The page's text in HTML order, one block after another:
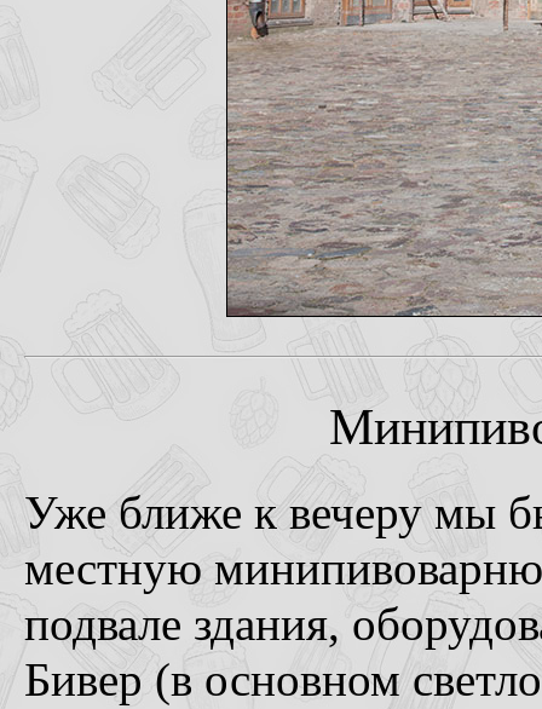
Уже ближе к вечеру мы
местную
подвале здания,
Бивер (в основном